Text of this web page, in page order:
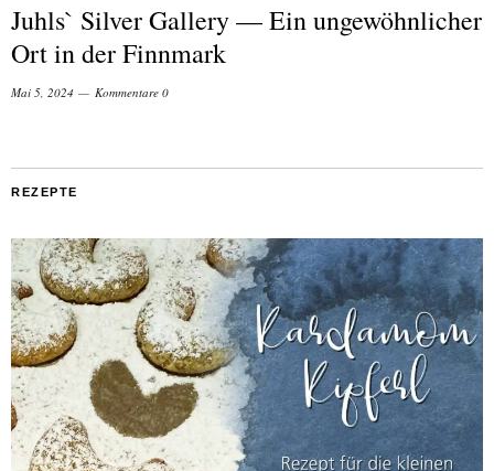
Juhls` Silver Gallery — Ein ungewöhnlicher
Ort in der Finnmark
Mai 5, 2024 Kommentare 0
REZEPTE